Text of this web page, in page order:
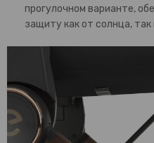
прогулочном варианте,
защиту как от солнца, так